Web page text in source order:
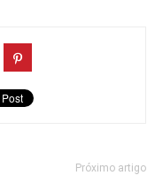
Próximo artigo